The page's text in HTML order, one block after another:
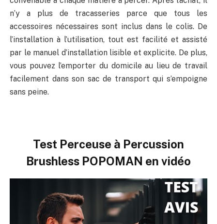
n’y a plus de tracasseries parce que tous les
accessoires nécessaires sont inclus dans le colis. De
l’installation à l’utilisation, tout est facilité et assisté
par le manuel d’installation lisible et explicite. De plus,
vous pouvez l’emporter du domicile au lieu de travail
facilement dans son sac de transport qui s’empoigne
sans peine.
Test Perceuse à Percussion
Brushless POPOMAN en vidéo